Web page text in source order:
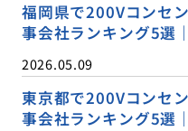
福岡県で200Vコンセ
事会社ランキング5選
2026.05.09
東京都で200Vコンセ
事会社ランキング5選